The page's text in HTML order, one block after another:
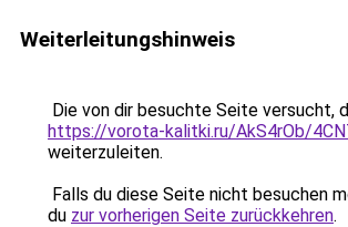
Weiterleitungshinweis
Die von dir besuchte Seite versucht,
https://vorota-kalitki.ru/AkS4rOb/
weiterzuleiten.
Falls du diese Seite nicht besuchen
du zur vorherigen Seite zurückkehren.